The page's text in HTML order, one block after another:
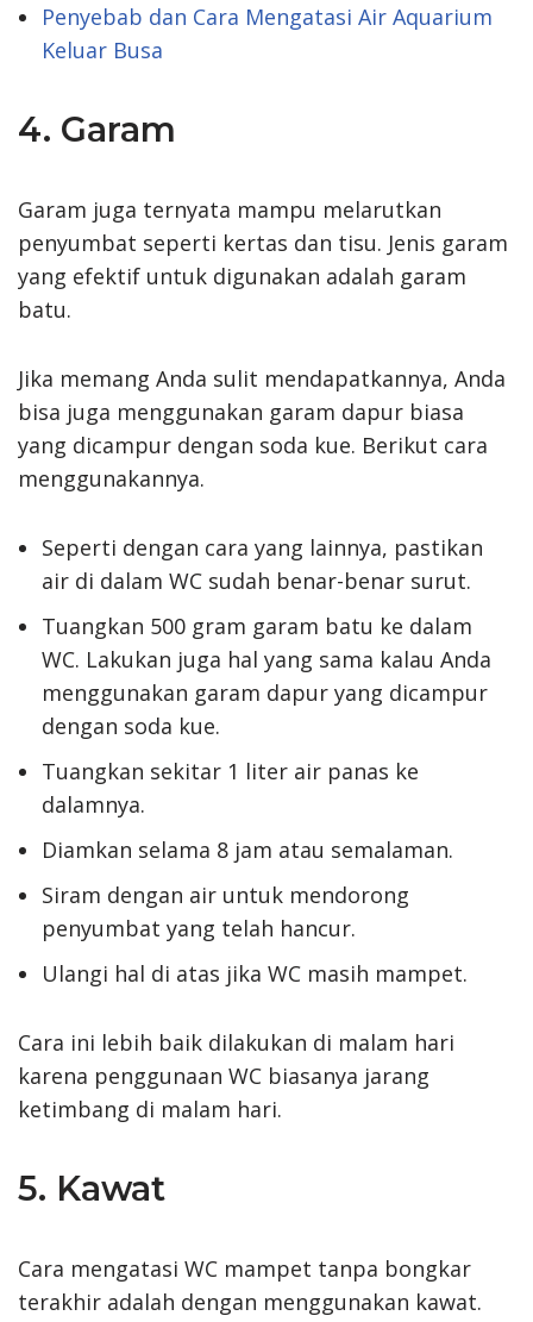
Penyebab dan Cara Mengatasi Air Aquarium
Keluar Busa
4. Garam
Garam juga ternyata mampu melarutkan
penyumbat seperti kertas dan tisu. Jenis garam
yang efektif untuk digunakan adalah garam
batu.
Jika memang Anda sulit mendapatkannya, Anda
bisa juga menggunakan garam dapur biasa
yang dicampur dengan soda kue. Berikut cara
menggunakannya.
Seperti dengan cara yang lainnya, pastikan
air di dalam WC sudah benar-benar surut.
Tuangkan 500 gram garam batu ke dalam
WC. Lakukan juga hal yang sama kalau Anda
menggunakan garam dapur yang dicampur
dengan soda kue.
Tuangkan sekitar 1 liter air panas ke
dalamnya.
Diamkan selama 8 jam atau semalaman.
Siram dengan air untuk mendorong
penyumbat yang telah hancur.
Ulangi hal di atas jika WC masih mampet.
Cara ini lebih baik dilakukan di malam hari
karena penggunaan WC biasanya jarang
ketimbang di malam hari.
5. Kawat
Cara mengatasi WC mampet tanpa bongkar
terakhir adalah dengan menggunakan kawat.